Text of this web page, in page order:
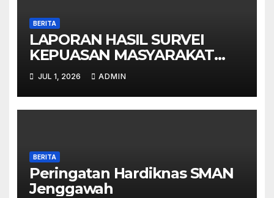
BERITA
LAPORAN HASIL SURVEI
KEPUASAN MASYARAKAT
(IKM) SMAN JENGGAWAH –
SEMESTER I TAHUN 2026
JUL 1, 2026 ADMIN
BERITA
Peringatan Hardiknas SMAN
Jenggawah